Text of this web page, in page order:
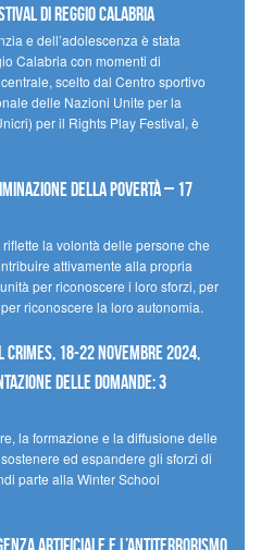
di Reggio Calabria
e dell’adolescenza è stata
Calabria con momenti di
scelto dal Centro sportivo
delle Nazioni Unite per la
per il Rights Play Festival, è
della povertà – 17
la volontà delle persone che
attivamente alla propria
per riconoscere i loro sforzi, per
riconoscere la loro autonomia.
18-22 novembre 2024,
delle domande: 3
la formazione e la diffusione delle
ed espandere gli sforzi di
parte alla Winter School